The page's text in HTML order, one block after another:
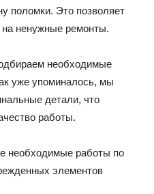
поломки. Это позволяет
на ненужные ремонты.
необходимые
уже упоминалось, мы
детали, что
работы.
необходимые работы по
элементов